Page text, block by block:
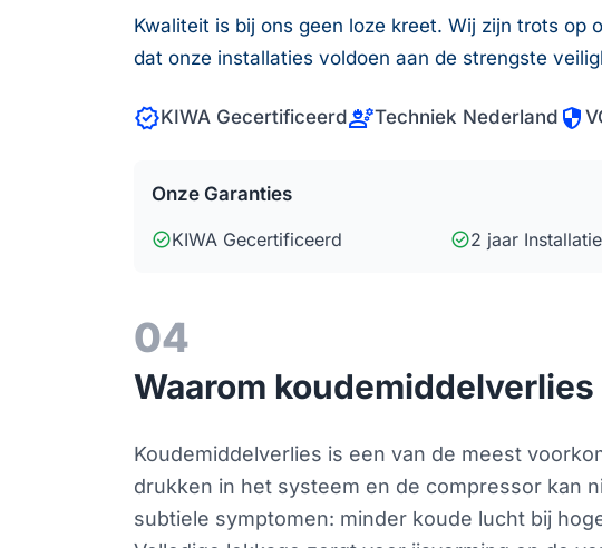
Kwaliteit is bij ons geen loze kreet. Wij zijn trots
dat onze installaties voldoen aan de strengste
verifiedKIWA GecertificeerdengineeringTechniek Nederland security
Onze Garanties
check_circleKIWA Gecertificeerd check_circle2 jaar
04
Waarom
Koudemiddelverlies is een van de meest
drukken in het systeem en de compressor kan
subtiele symptomen: minder koude lucht bij